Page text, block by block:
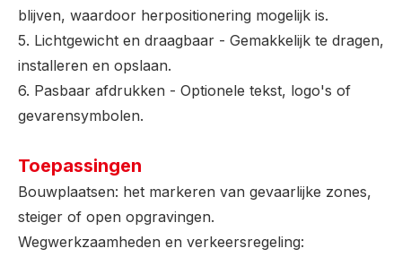
blijven, waardoor herpositionering mogelijk is.
5. Lichtgewicht en draagbaar - Gemakkelijk te dragen,
installeren en opslaan.
6. Pasbaar afdrukken - Optionele tekst, logo's of
gevarensymbolen.
Toepassingen
Bouwplaatsen: het markeren van gevaarlijke zones,
steiger of open opgravingen.
Wegwerkzaamheden en verkeersregeling: